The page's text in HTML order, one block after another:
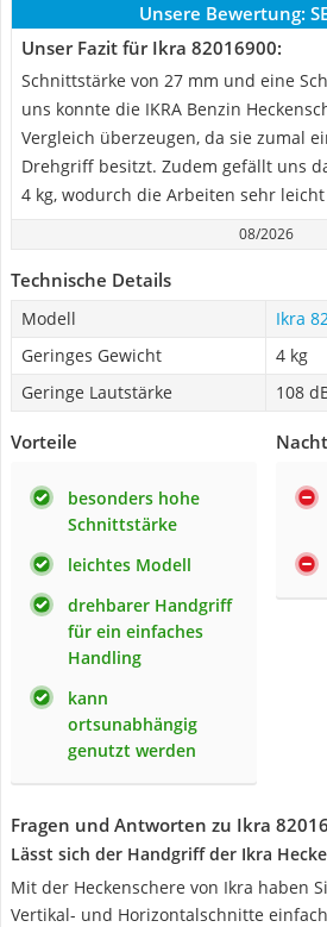
Unsere Bewertung:
Unser Fazit für Ikra 82016900:
Schnittstärke von 27 mm und eine
uns konnte die IKRA Benzin
Vergleich überzeugen, da sie zumal
Drehgriff besitzt. Zudem gefällt uns
4 kg, wodurch die Arbeiten sehr
08/2026
Technische Details
Modell
Ikra
Geringes Gewicht
4 kg
Geringe Lautstärke
108
Vorteile
besonders hohe
Schnittstärke
leichtes Modell
drehbarer Handgriff
für ein einfaches
Handling
kann
ortsunabhängig
genutzt werden
Fragen und Antworten zu Ikra
Lässt sich der Handgriff der Ikra
Mit der Heckenschere von Ikra haben
Vertikal- und Horizontalschnitte